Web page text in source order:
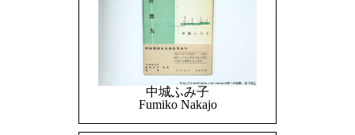
中城ふみ子
Fumiko Nakajo